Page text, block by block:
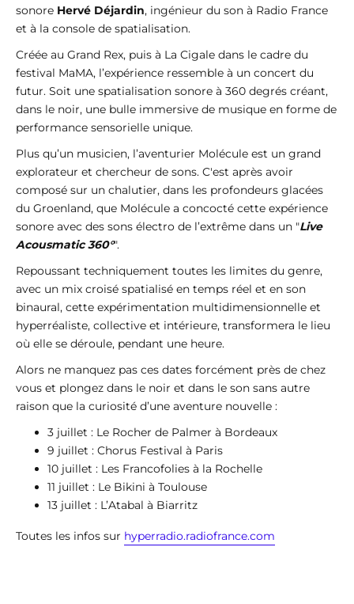
sonore Hervé Déjardin, ingénieur du son à Radio France
et à la console de spatialisation.
Créée au Grand Rex, puis à La Cigale dans le cadre du
festival MaMA, l’expérience ressemble à un concert du
futur. Soit une spatialisation sonore à 360 degrés créant,
dans le noir, une bulle immersive de musique en forme de
performance sensorielle unique.
Plus qu’un musicien, l’aventurier Molécule est un grand
explorateur et chercheur de sons. C'est après avoir
composé sur un chalutier, dans les profondeurs glacées
du Groenland, que Molécule a concocté cette expérience
sonore avec des sons électro de l’extrême dans un "Live
Acousmatic 360°".
Repoussant techniquement toutes les limites du genre,
avec un mix croisé spatialisé en temps réel et en son
binaural, cette expérimentation multidimensionnelle et
hyperréaliste, collective et intérieure, transformera le lieu
où elle se déroule, pendant une heure.
Alors ne manquez pas ces dates forcément près de chez
vous et plongez dans le noir et dans le son sans autre
raison que la curiosité d’une aventure nouvelle :
3 juillet : Le Rocher de Palmer à Bordeaux
9 juillet : Chorus Festival à Paris
10 juillet : Les Francofolies à la Rochelle
11 juillet : Le Bikini à Toulouse
13 juillet : L’Atabal à Biarritz
Toutes les infos sur hyperradio.radiofrance.com